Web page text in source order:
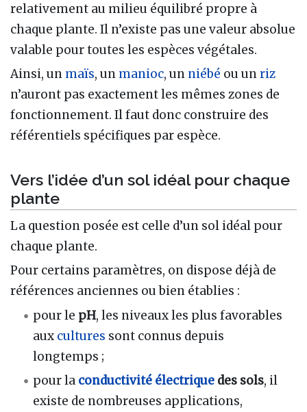
relativement au milieu équilibré propre à
chaque plante. Il n’existe pas une valeur absolue
valable pour toutes les espèces végétales.
Ainsi, un maïs, un manioc, un niébé ou unriz
n’auront pas exactement les mêmes zones de
fonctionnement. Il faut donc construire des
référentiels spécifiques par espèce.
Vers l’idée d’un sol idéal pour chaque
plante
La question posée est celle d’un sol idéal pour
chaque plante.
Pour certains paramètres, on dispose déjà de
références anciennes ou bien établies :
pour le pH, les niveaux les plus favorables
aux cultures sont connus depuis
longtemps ;
pour la conductivité électrique des sols, il
existe de nombreuses applications,